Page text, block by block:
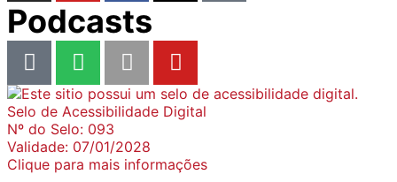
Podcasts
Selo de Acessibilidade Digital
Nº do Selo: 093
Validade: 07/01/2028
Clique para mais informações